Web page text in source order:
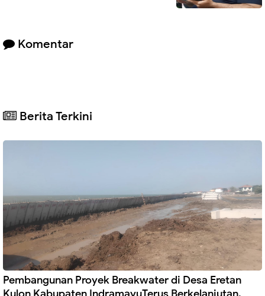
Komentar
Berita Terkini
Pembangunan Proyek Breakwater di Desa Eretan